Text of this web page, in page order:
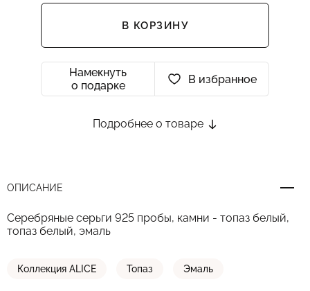
В КОРЗИНУ
Намекнуть
о подарке
В избранное
Подробнее о товаре
ОПИСАНИЕ
Серебряные серьги 925 пробы, камни - топаз белый,
топаз белый, эмаль
Коллекция ALICE Топаз Эмаль